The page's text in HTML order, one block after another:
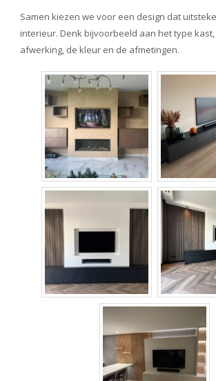
Samen kiezen we voor een design dat
interieur. Denk bijvoorbeeld aan het type
afwerking, de kleur en de afmetingen.